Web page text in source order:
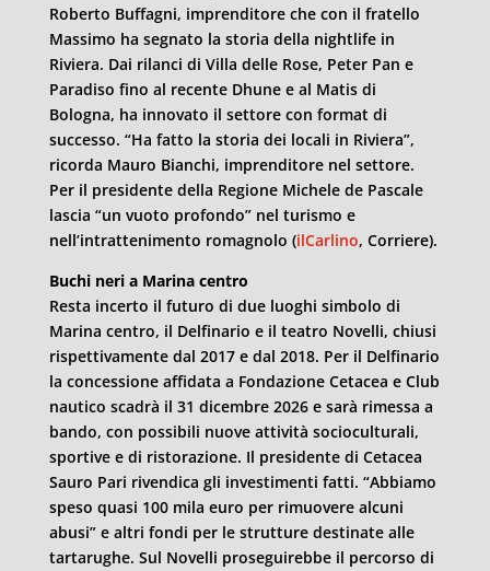
Roberto Buffagni, imprenditore che con il fratello
Massimo ha segnato la storia della nightlife in
Riviera. Dai rilanci di Villa delle Rose, Peter Pan e
Paradiso fino al recente Dhune e al Matis di
Bologna, ha innovato il settore con format di
successo. “Ha fatto la storia dei locali in Riviera”,
ricorda Mauro Bianchi, imprenditore nel settore.
Per il presidente della Regione Michele de Pascale
lascia “un vuoto profondo” nel turismo e
nell’intrattenimento romagnolo (ilCarlino, Corriere).
Buchi neri a Marina centro
Resta incerto il futuro di due luoghi simbolo di
Marina centro, il Delfinario e il teatro Novelli, chiusi
rispettivamente dal 2017 e dal 2018. Per il Delfinario
la concessione affidata a Fondazione Cetacea e Club
nautico scadrà il 31 dicembre 2026 e sarà rimessa a
bando, con possibili nuove attività socioculturali,
sportive e di ristorazione. Il presidente di Cetacea
Sauro Pari rivendica gli investimenti fatti. “Abbiamo
speso quasi 100 mila euro per rimuovere alcuni
abusi” e altri fondi per le strutture destinate alle
tartarughe. Sul Novelli proseguirebbe il percorso di